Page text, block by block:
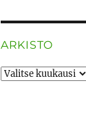
ARKISTO
ARKISTO